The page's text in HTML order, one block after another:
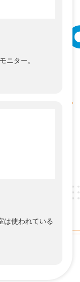
ニター。
は使われている